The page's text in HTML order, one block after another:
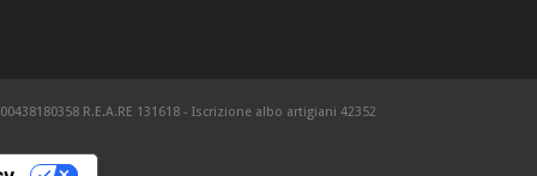
R.E.A.RE 131618 - Iscrizione albo artigiani 42352